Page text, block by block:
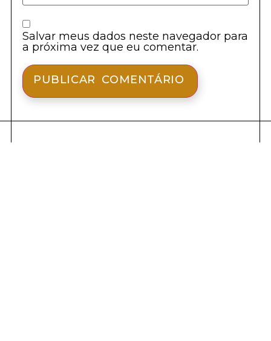
Salvar meus dados neste navegador para
a próxima vez que eu comentar.